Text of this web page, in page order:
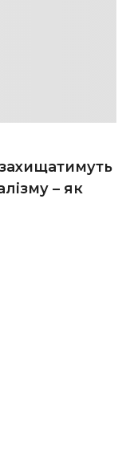
– як